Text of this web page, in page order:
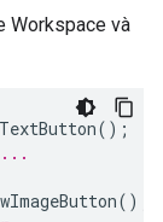
Workspace và
();
();